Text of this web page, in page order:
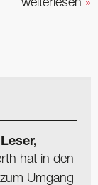
weiterlesen »
hat in den
Umgang